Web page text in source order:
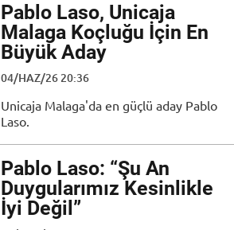
Pablo Laso, Unicaja
Malaga Koçluğu İçin En
Büyük Aday
04/HAZ/26 20:36
Unicaja Malaga'da en güçlü aday Pablo
Laso.
Pablo Laso: “Şu An
Duygularımız Kesinlikle
İyi Değil”